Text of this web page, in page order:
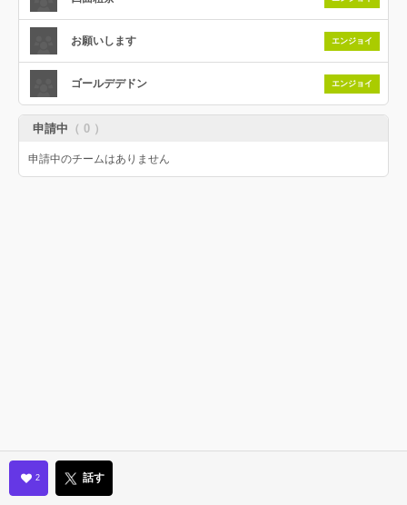
お願いします エンジョイ
ゴールデデドン エンジョイ
申請中 （ 0 ）
申請中のチームはありません
2 話す